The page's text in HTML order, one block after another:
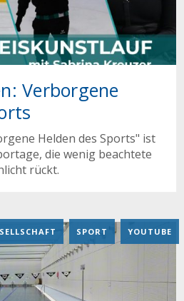
Verborgene
Helden des Sports" ist
die wenig beachtete
rückt.
, SPORT , YOUTUBE